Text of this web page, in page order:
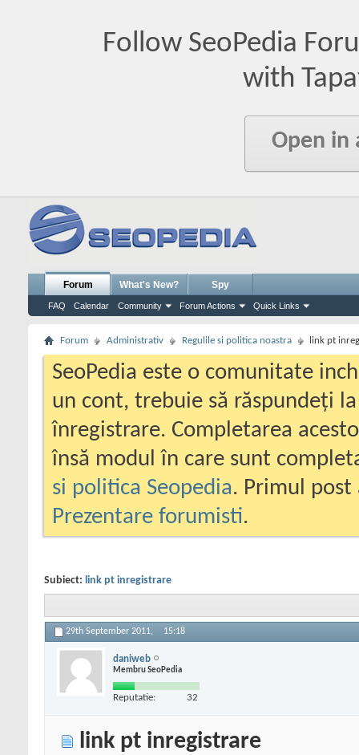
Follow SeoPedia
with
Open in
Forum
FAQ Calendar Community Forum Actions Quick Links
What's New? Spy
Forum Administrativ Regulile si politica noastra link pt
SeoPedia este o comunitate
un cont, trebuie să răspundeți
înregistrare. Completarea
însă modul în care sunt
si politica Seopedia. Primul
Prezentare forumisti.
Subiect: link pt inregistrare
29th September 2011, 15:18
daniweb
Membru SeoPedia
Reputatie: 32
link pt inregistrare